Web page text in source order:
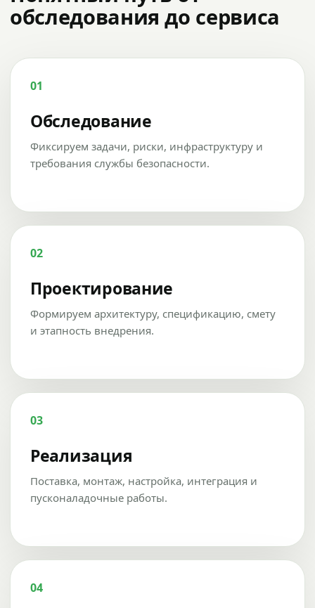
обследования до сервиса
01
Обследование
Фиксируем задачи, риски, инфраструктуру и
требования службы безопасности.
02
Проектирование
Формируем архитектуру, спецификацию, смету
и этапность внедрения.
03
Реализация
Поставка, монтаж, настройка, интеграция и
пусконаладочные работы.
04